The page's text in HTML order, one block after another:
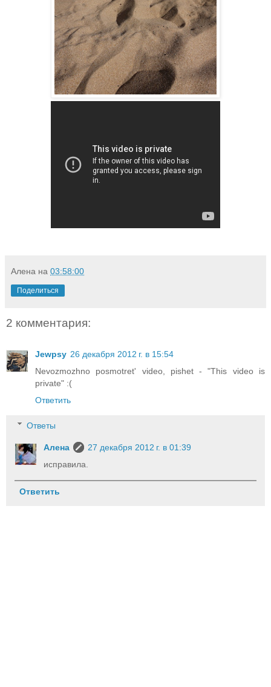
Алена на 03:58:00
Поделиться
2 комментария:
Jewpsy 26 декабря 2012 г. в 15:54
Nevozmozhno posmotret' video, pishet - "This video is
private" :(
Ответить
Ответы
Алена
27 декабря 2012 г. в 01:39
исправила.
Ответить